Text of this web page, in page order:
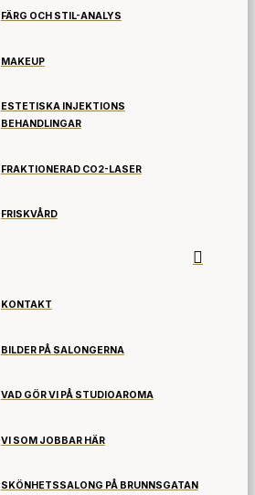
FÄRG OCH STIL-ANALYS
MAKEUP
ESTETISKA INJEKTIONS
BEHANDLINGAR
FRAKTIONERAD CO2-LASER
FRISKVÅRD
KONTAKT
BILDER PÅ SALONGERNA
VAD GÖR VI PÅ STUDIOAROMA
VI SOM JOBBAR HÄR
SKÖNHETSSALONG PÅ BRUNNSGATAN